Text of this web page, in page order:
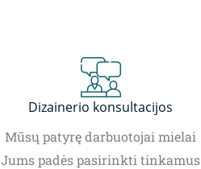
Dizainerio konsultacijos
Mūsų patyrę darbuotojai mielai
Jums padės pasirinkti tinkamus